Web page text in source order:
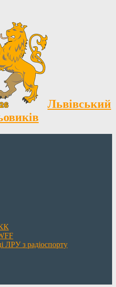
Львівський
ЛРУ з радіоспорту